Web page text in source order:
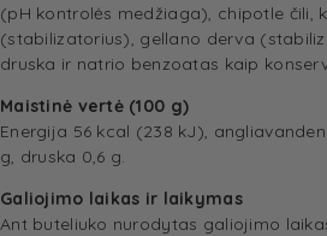
(pH kontrolės medžiaga), chipotle čili,
(stabilizatorius), gellano derva
druska ir natrio benzoatas kaip
Maistinė vertė (100 g)
Energija 56 kcal (238 kJ),
g, druska 0,6 g.
Galiojimo laikas ir laikymas
Ant buteliuko nurodytas galiojimo